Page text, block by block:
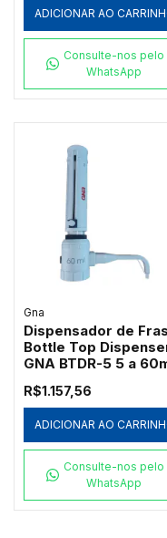
ADICIONAR AO
Consulte-nos pelo
WhatsApp
Gna
Dispensador de
Bottle Top
GNA BTDR-5 5 a
R$1.157,56
ADICIONAR AO
Consulte-nos pelo
WhatsApp